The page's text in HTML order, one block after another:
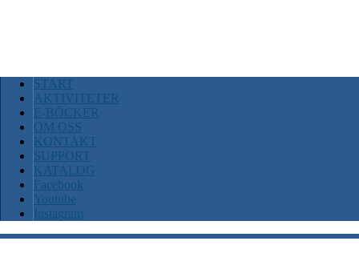
START
AKTIVITETER
E-BÖCKER
OM OSS
KONTAKT
SUPPORT
KATALOG
Facebook
Youtube
Instagram